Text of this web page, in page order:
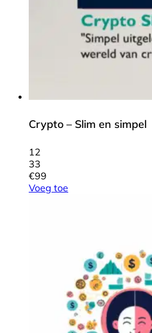
Crypto – Slim en simpel
12
33
€99
Voeg toe